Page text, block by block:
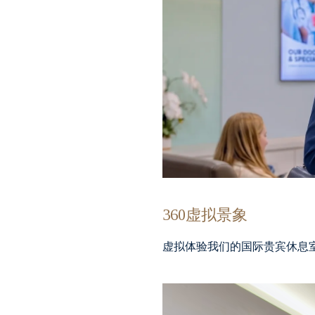
360虚拟景象
虚拟体验我们的国际贵宾休息